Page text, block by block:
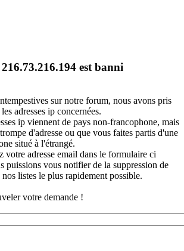
est banni
sur notre forum, nous avons pris
adresses ip concernées.
ip viennent de pays non-francophone, mais
d'adresse ou que vous faites partis d'une
situé à l'étrangé.
votre adresse email dans le formulaire ci
puissions vous notifier de la suppression de
listes le plus rapidement possible.
votre demande !